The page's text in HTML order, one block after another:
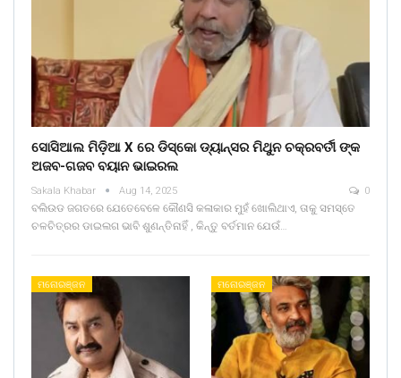
ସୋସିଆଲ ମିଡ଼ିଆ X ରେ ଡିସ୍କୋ ଡ୍ୟାନ୍ସର ମିଥୁନ ଚକ୍ରବର୍ତୀ ଙ୍କ
ଅଜବ-ଗଜବ ବୟାନ ଭାଇରଲ
Sakala Khabar Aug 14, 2025 0
ବଲିଉଡ ଜଗତରେ ଯେତେବେଳେ କୌଣସି କଳାକାର ମୁହଁ ଖୋଲିଥାଏ, ତାକୁ ସମସ୍ତେ
ଚଳଚିତ୍ରର ଡାଇଲଗ ଭାବି ଶୁଣନ୍ତିନାହିଁ , କିନ୍ତୁ ବର୍ତମାନ ଯେଉଁ…
ମନୋରଞ୍ଜନ ମନୋରଞ୍ଜନ